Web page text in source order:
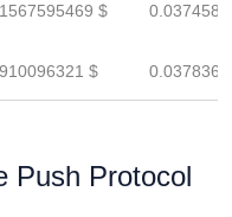
$
$
Push Protocol